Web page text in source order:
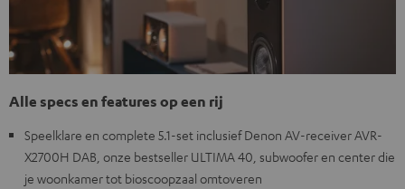
Alle specs en features op een rij
Speelklare en complete 5.1-set inclusief Denon AV-receiver AVR-
X2700H DAB, onze bestseller ULTIMA 40, subwoofer en center die
je woonkamer tot bioscoopzaal omtoveren